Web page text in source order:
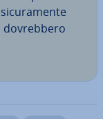
do­vreb­be­ro